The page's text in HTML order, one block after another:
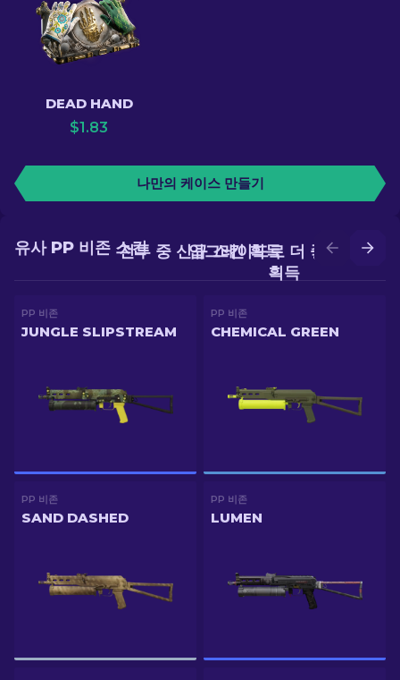
DEAD HAND
$1.83
나만의 케이스 만들기
업그레이드로 더 좋은 스킨
획득
전투 중 신규 스킨 획득
유사 PP 비존 스킨
PP 비존
JUNGLE SLIPSTREAM
PP 비존
CHEMICAL GREEN
PP 비존
SAND DASHED
PP 비존
LUMEN